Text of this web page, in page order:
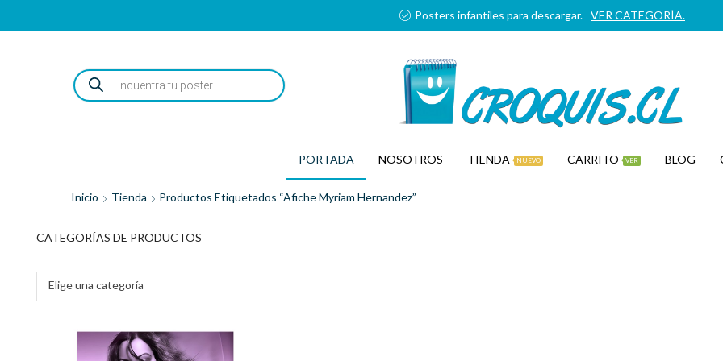
Posters infantiles para descargar. VER CATEGORÍA.
ENCUENTRA
TU
POSTER...
PORTADA NOSOTROS TIENDA NUEVO CARRITO VER BLOG
Inicio Tienda Productos Etiquetados “afiche Myriam Hernandez”
CATEGORÍAS DE PRODUCTOS
Elige una categoría